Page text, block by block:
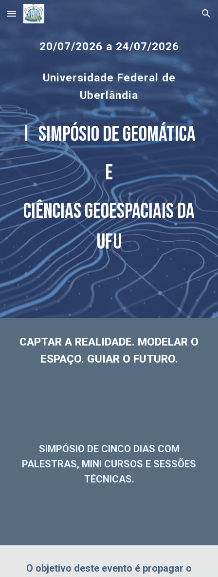
Skip to main content Skip to navigation
20/07/2026 a 24/07/2026
Universidade Federal de
Uberlândia
Ⅰ Simpósio de Geomática
e
Ciências Geoespaciais da
UFU
CAPTAR A REALIDADE. MODELAR O
ESPAÇO. GUIAR O FUTURO.
SIMPÓSIO DE CINCO DIAS COM
PALESTRAS, MINI CURSOS E SESSÕES
TÉCNICAS.
O objetivo deste evento é propagar o